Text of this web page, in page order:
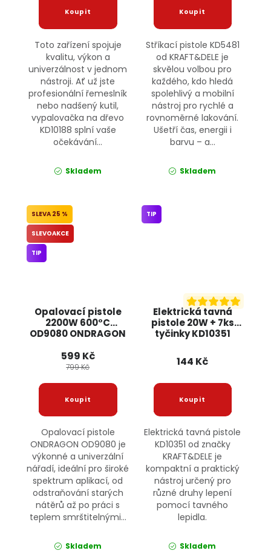
Toto zařízení spojuje
kvalitu, výkon a
univerzálnost v jednom
nástroji. Ať už jste
profesionální řemeslník
nebo nadšený kutil,
vypalovačka na dřevo
KD10188 splní vaše
očekávání...
Skladem
Stříkací pistole KD5481
od KRAFT&DELE je
skvělou volbou pro
každého, kdo hledá
spolehlivý a mobilní
nástroj pro rychlé a
rovnoměrné lakování.
Ušetří čas, energii i
barvu – a...
Skladem
Opalovací pistole
2200W 600°C
OD9080 ONDRAGON
25 %
SLEVOAKCE
TIP
599 Kč
799 Kč
Opalovací pistole
ONDRAGON OD9080 je
výkonné a univerzální
nářadí, ideální pro široké
spektrum aplikací, od
odstraňování starých
nátěrů až po práci s
teplem smrštitelnými...
Skladem
Elektrická tavná
pistole 20W + 7ks
tyčinky KD10351
TIP
144 Kč
Elektrická tavná pistole
KD10351 od značky
KRAFT&DELE je
kompaktní a praktický
nástroj určený pro
různé druhy lepení
pomocí tavného
lepidla.
Skladem